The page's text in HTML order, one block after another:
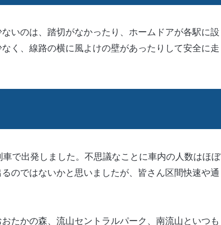
いのは、踏切がなかったり、ホームドアが各駅に設
く、線路の横に風よけの壁があったりして安全に走
で出発しました。不思議なことに車内の人数はほぼ
のではないかと思いましたが、皆さん区間快速や通
たかの森、流山セントラルパーク、南流山といつも